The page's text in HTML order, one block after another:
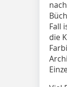
Fall
die